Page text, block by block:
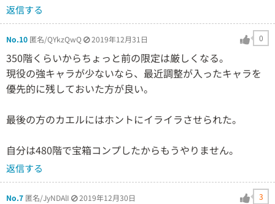
返信する
No.10 匿名/QYkzQwQ 2019年12月31日 0
350階くらいからちょっと前の限定は厳しくなる。
現役の強キャラが少ないなら、最近調整が入ったキャラを
優先的に残しておいた方が良い。
最後の方のカエルにはホントにイライラさせられた。
自分は480階で宝箱コンプしたからもうやりません。
返信する
No.7 匿名/JyNDAlI 2019年12月30日 3